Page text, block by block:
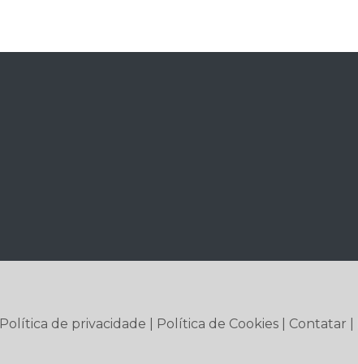
Política de privacidade Política de Cookies| Contatar